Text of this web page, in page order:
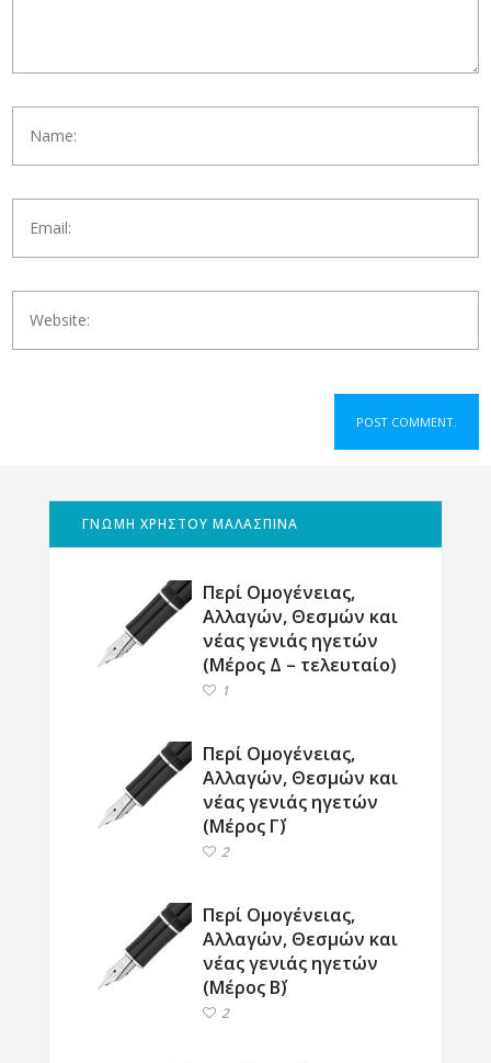
ΓΝΩΜΗ ΧΡΗΣΤΟΥ ΜΑΛΑΣΠΙΝΑ
Περί Ομογένειας,
Αλλαγών, Θεσμών και
νέας γενιάς ηγετών
(Μέρος Δ – τελευταίο)
1
Περί Ομογένειας,
Αλλαγών, Θεσμών και
νέας γενιάς ηγετών
(Μέρος Γ΄)
2
Περί Ομογένειας,
Αλλαγών, Θεσμών και
νέας γενιάς ηγετών
(Μέρος Β΄)
2